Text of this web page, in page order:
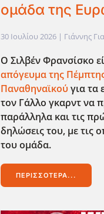
ομάδα της
30 Ιουλίου 2026| Γιάννης
Ο Σιλβέν Φρανσίσκο
απόγευμα της
Παναθηναϊκούγια τα
τον Γάλλο γκαρντ να
παράλληλα και τις
δηλώσεις του, με τις
του ομάδα.
ΠΕΡΙΣΣΌΤΕΡΑ...